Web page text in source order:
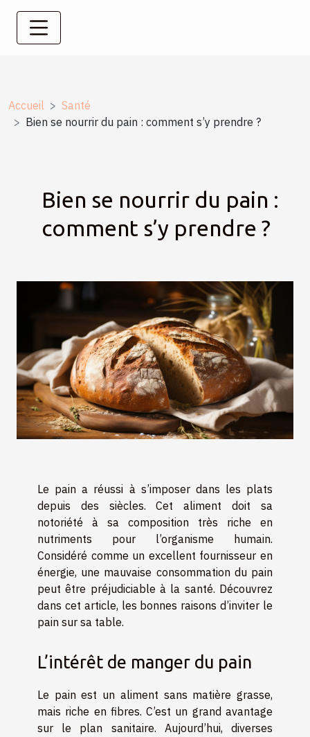
Accueil
Santé
Bien se nourrir du pain : comment s’y prendre ?
Bien se nourrir du pain :
comment s’y prendre ?
Le pain a réussi à s’imposer dans les plats
depuis des siècles. Cet aliment doit sa
notoriété à sa composition très riche en
nutriments pour l’organisme humain.
Considéré comme un excellent fournisseur en
énergie, une mauvaise consommation du pain
peut être préjudiciable à la santé. Découvrez
dans cet article, les bonnes raisons d’inviter le
pain sur sa table.
L’intérêt de manger du pain
Le pain est un aliment sans matière grasse,
mais riche en fibres. C’est un grand avantage
sur le plan sanitaire. Aujourd’hui, diverses